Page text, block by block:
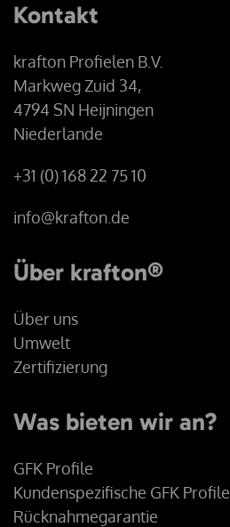
Kontakt
krafton Profielen B.V.
Markweg Zuid 34,
4794 SN Heijningen
Niederlande
+31 (0) 168 22 75 10
info@krafton.de
Über krafton®
Über uns
Umwelt
Zertifizierung
Was bieten wir an?
GFK Profile
Kundenspezifische GFK Profile
Rücknahmegarantie